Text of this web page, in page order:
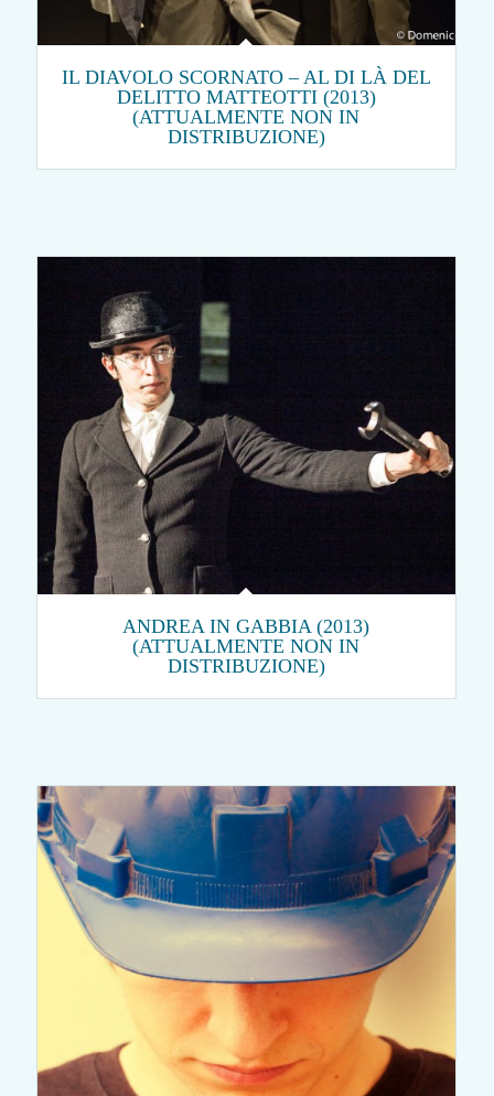
IL DIAVOLO SCORNATO – AL DI LÀ DEL
DELITTO MATTEOTTI (2013)
(ATTUALMENTE NON IN
DISTRIBUZIONE)
ANDREA IN GABBIA (2013)
(ATTUALMENTE NON IN
DISTRIBUZIONE)